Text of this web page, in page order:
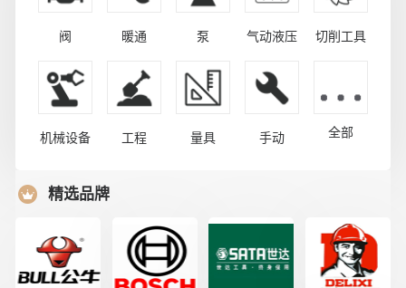
阀 暖通 泵 气动液压 切削工具
机械设备 工程 量具 手动 全部
精选品牌